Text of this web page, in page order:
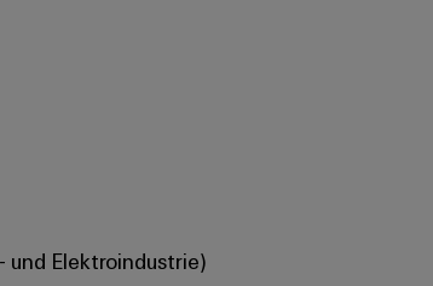
und Elektroindustrie)